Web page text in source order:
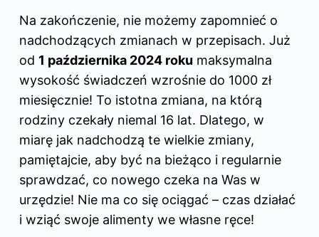
Na zakończenie, nie możemy zapomnieć o
nadchodzących zmianach w przepisach. Już
od 1 października 2024 roku maksymalna
wysokość świadczeń wzrośnie do 1000 zł
miesięcznie! To istotna zmiana, na którą
rodziny czekały niemal 16 lat. Dlatego, w
miarę jak nadchodzą te wielkie zmiany,
pamiętajcie, aby być na bieżąco i regularnie
sprawdzać, co nowego czeka na Was w
urzędzie! Nie ma co się ociągać – czas działać
i wziąć swoje alimenty we własne ręce!